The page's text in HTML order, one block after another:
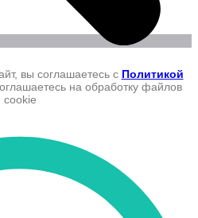
вы соглашаетесь с Политикой
на обработку файлов
cookie